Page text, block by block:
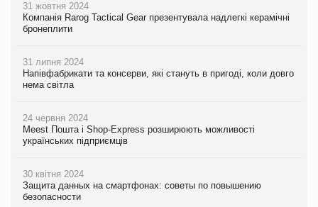
31 жовтня 2024
Компанія Rarog Tactical Gear презентувала надлегкі керамічні
бронеплити
31 липня 2024
Напівфабрикати та консерви, які стануть в пригоді, коли довго
нема світла
24 червня 2024
Meest Пошта і Shop-Express розширюють можливості
українських підприємців
30 квітня 2024
Защита данных на смартфонах: советы по повышению
безопасности